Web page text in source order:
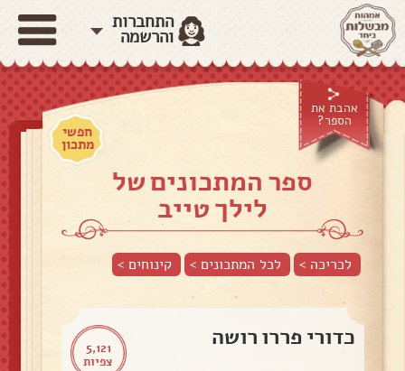
התחברות
והרשמה
אהבת את
הספר?
חפשי
מתכון
ספר המתכונים של
לילך טייב
לכריכה > לכל המתכונים > קינוחים>
5,121
צפיות
כדורי פררו רושה